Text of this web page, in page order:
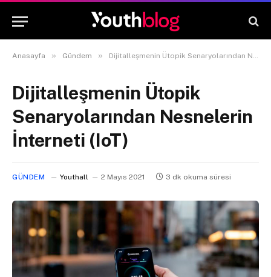
Anasayfa » Gündem » Dijitalleşmenin Ütopik Senaryolarından Nesnelerin İnterneti (IoT)
Dijitalleşmenin Ütopik
Senaryolarından Nesnelerin
İnterneti (IoT)
GÜNDEM Youthall 2 Mayıs 2021 3 dk okuma süresi